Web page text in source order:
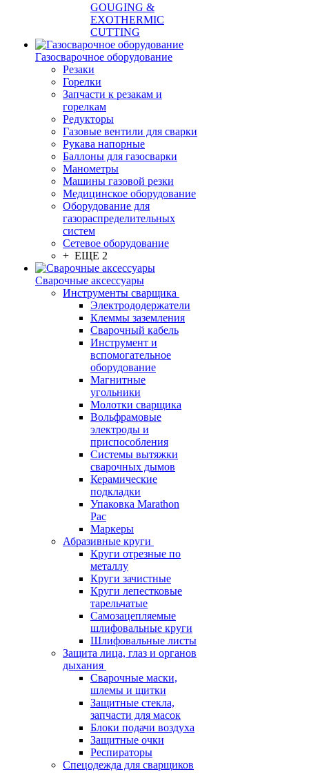
GOUGING &
EXOTHERMIC
CUTTING
Газосварочное оборудование
Резаки
Горелки
Запчасти к резакам и
горелкам
Редукторы
Газовые вентили для сварки
Рукава напорные
Баллоны для газосварки
Манометры
Машины газовой резки
Медицинское оборудование
Оборудование для
газораспределительных
систем
Сетевое оборудование
+ ЕЩЕ 2
Сварочные аксессуары
Инструменты сварщика
Электрододержатели
Клеммы заземления
Сварочный кабель
Инструмент и
вспомогательное
оборудование
Магнитные
угольники
Молотки сварщика
Вольфрамовые
электроды и
приспособления
Системы вытяжки
сварочных дымов
Керамические
подкладки
Упаковка Marathon
Pac
Маркеры
Абразивные круги
Круги отрезные по
металлу
Круги зачистные
Круги лепестковые
тарельчатые
Самозацепляемые
шлифовальные круги
Шлифовальные листы
Защита лица, глаз и органов
дыхания
Сварочные маски,
шлемы и щитки
Защитные стекла,
запчасти для масок
Блоки подачи воздуха
Защитные очки
Респираторы
Спецодежда для сварщиков